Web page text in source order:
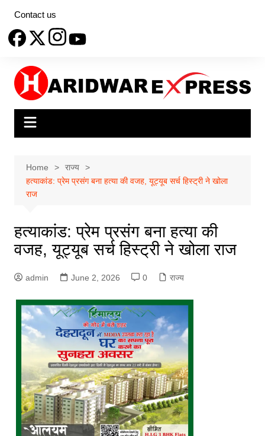
content
Contact us
Home
राज्य
हत्याकांड: प्रेम प्रसंग बना हत्या की वजह, यूट्यूब सर्च हिस्ट्री ने खोला
राज
हत्याकांड: प्रेम प्रसंग बना हत्या की
वजह, यूट्यूब सर्च हिस्ट्री ने खोला राज
admin June 2, 2026 0 राज्य